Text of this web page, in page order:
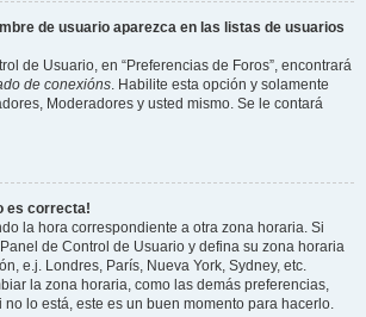
de usuario aparezca en las listas de usuarios
de Usuario, en “Preferencias de Foros”, encontrará
de conexións. Habilite esta opción y solamente
Moderadores y usted mismo. Se le contará
es correcta!
la hora correspondiente a otra zona horaria. Si
de Control de Usuario y defina su zona horaria
e.j. Londres, París, Nueva York, Sydney, etc.
la zona horaria, como las demás preferencias,
lo está, este es un buen momento para hacerlo.